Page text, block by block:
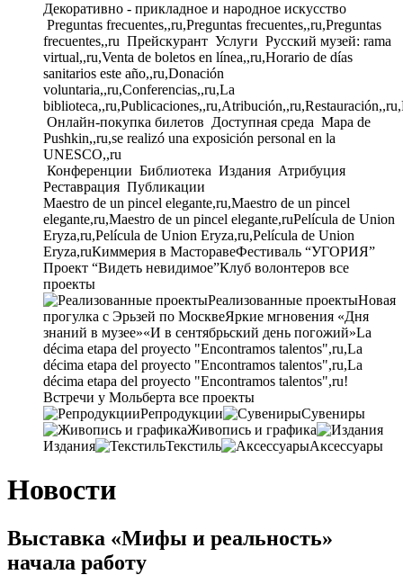
Декоративно - прикладное и народное искусство
Preguntas frecuentes,,ru,Preguntas frecuentes,,ru,Preguntas
frecuentes,,ru Прейскурант Услуги Русский музей: rama
virtual,,ru,Venta de boletos en línea,,ru,Horario de días
sanitarios este año,,ru,Donación
voluntaria,,ru,Conferencias,,ru,La
Онлайн-покупка билетов Доступная среда Mapa de
Pushkin,,ru,se realizó una exposición personal en la
UNESCO,,ru
Конференции Библиотека Издания Атрибуция
Реставрация Публикации
Maestro de un pincel elegante,ru,Maestro de un pincel
elegante,ru,Maestro de un pincel elegante,ruPelícula de Union
Eryza,ru,Película de Union Eryza,ru,Película de Union
Eryza,ruКиммерия в МасторавеФестиваль “УГОРИЯ”
Проект “Видеть невидимое”Клуб волонтеров все
проекты
Реализованные проектыНовая
прогулка с Эрьзей по МосквеЯркие мгновения «Дня
знаний в музее»«И в сентябрьский день погожий»La
décima etapa del proyecto "Encontramos talentos",ru,La
décima etapa del proyecto "Encontramos talentos",ru,La
décima etapa del proyecto "Encontramos talentos",ru!
Встречи у Мольберта все проекты
Репродукции
Сувениры
Живопись и графика
Издания
Текстиль Аксессуары
Новости
Выставка «Мифы и реальность»
начала работу